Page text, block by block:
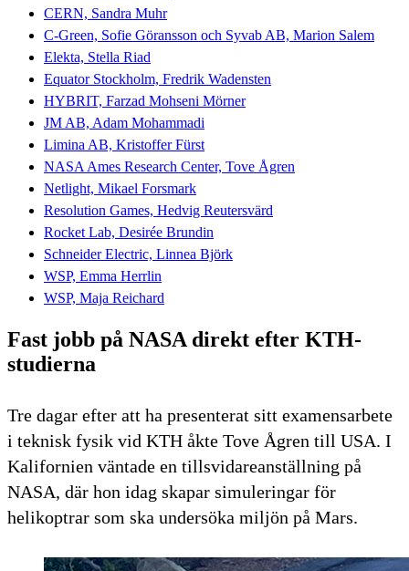
CERN, Sandra Muhr
C-Green, Sofie Göransson och Syvab AB, Marion Salem
Elekta, Stella Riad
Equator Stockholm, Fredrik Wadensten
HYBRIT, Farzad Mohseni Mörner
JM AB, Adam Mohammadi
Limina AB, Kristoffer Fürst
NASA Ames Research Center, Tove Ågren
Netlight, Mikael Forsmark
Resolution Games, Hedvig Reutersvärd
Rocket Lab, Desirée Brundin
Schneider Electric, Linnea Björk
WSP, Emma Herrlin
WSP, Maja Reichard
Fast jobb på NASA direkt efter KTH-
studierna
Tre dagar efter att ha presenterat sitt examensarbete
i teknisk fysik vid KTH åkte Tove Ågren till USA. I
Kalifornien väntade en tillsvidareanställning på
NASA, där hon idag skapar simuleringar för
helikoptrar som ska undersöka miljön på Mars.